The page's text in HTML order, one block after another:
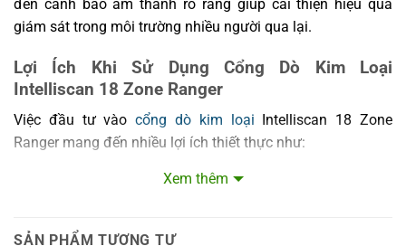
đèn cảnh báo âm thanh rõ ràng giúp cải thiện hiệu quả
giám sát trong môi trường nhiều người qua lại.
Lợi Ích Khi Sử Dụng Cổng Dò Kim Loại
Intelliscan 18 Zone Ranger
Việc đầu tư vàocổng dò kim loại Intelliscan 18 Zone
Ranger mang đến nhiều lợi ích thiết thực như:
Phát hiện hiệu quả các vật dụng kim loại
Phát hiện chính xác:Tổng hợp thông tin qua 18 vùng
Xem thêm
SẢN PHẨM TƯƠNG TỰ